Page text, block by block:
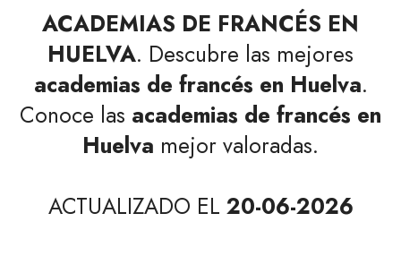
ACADEMIAS DE FRANCÉS EN
HUELVA. Descubre las mejores
academias de francés en Huelva.
Conoce las academias de francés en
Huelva mejor valoradas.
ACTUALIZADO EL 20-06-2026